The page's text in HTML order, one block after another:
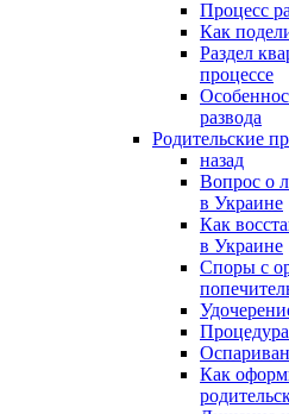
Процесс
Как
Раздел
процессе
развода
Родительские
назад
Вопрос о
в Украине
Как
в Украине
Споры с
Как